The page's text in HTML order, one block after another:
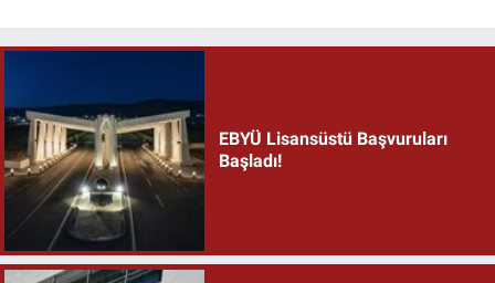
EBYÜ Lisansüstü Başvuruları
Başladı!